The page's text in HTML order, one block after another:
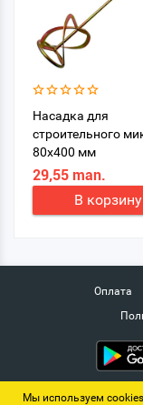
Насадка для
строительного
80x400 мм
29,55 man.
В корзину
Оплата
Мы используем